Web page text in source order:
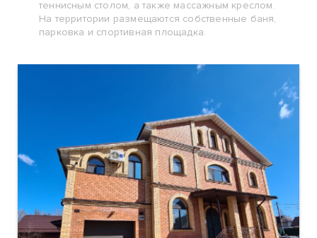
теннисным столом, а также массажным креслом.
На территории размещаются собственные баня,
парковка и спортивная площадка.